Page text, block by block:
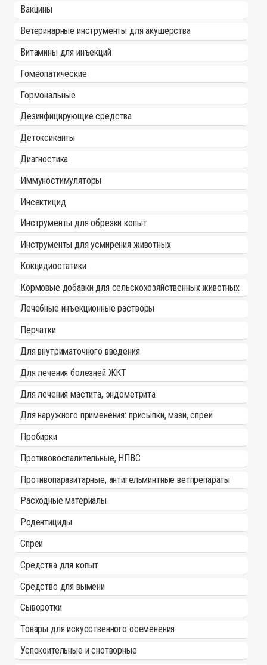
Вакцины
Ветеринарные инструменты для акушерства
Витамины для инъекций
Гомеопатические
Гормональные
Дезинфицирующие средства
Детоксиканты
Диагностика
Иммуностимуляторы
Инсектицид
Инструменты для обрезки копыт
Инструменты для усмирения животных
Кокцидиостатики
Кормовые добавки для сельскохозяйственных животных
Лечебные инъекционные растворы
Перчатки
Для внутриматочного введения
Для лечения болезней ЖКТ
Для лечения мастита, эндометрита
Для наружного применения: присыпки, мази, спреи
Пробирки
Противовоспалительные, НПВС
Противопаразитарные, антигельминтные ветпрепараты
Расходные материалы
Родентициды
Спреи
Средства для копыт
Средство для вымени
Сыворотки
Товары для искусственного осеменения
Успокоительные и снотворные